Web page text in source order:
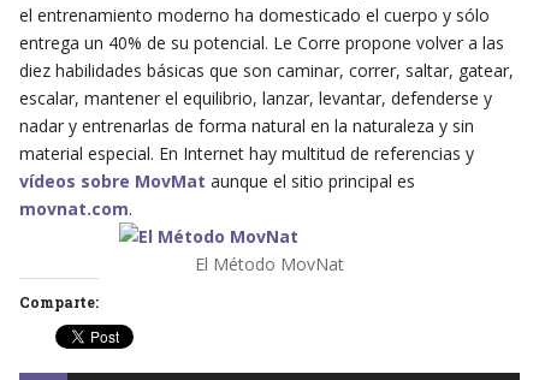
el entrenamiento moderno ha domesticado el cuerpo y sólo
entrega un 40% de su potencial. Le Corre propone volver a las
diez habilidades básicas que son caminar, correr, saltar, gatear,
escalar, mantener el equilibrio, lanzar, levantar, defenderse y
nadar y entrenarlas de forma natural en la naturaleza y sin
material especial. En Internet hay multitud de referencias y
vídeos sobre MovMat aunque el sitio principal es
movnat.com.
El Método MovNat
Comparte: